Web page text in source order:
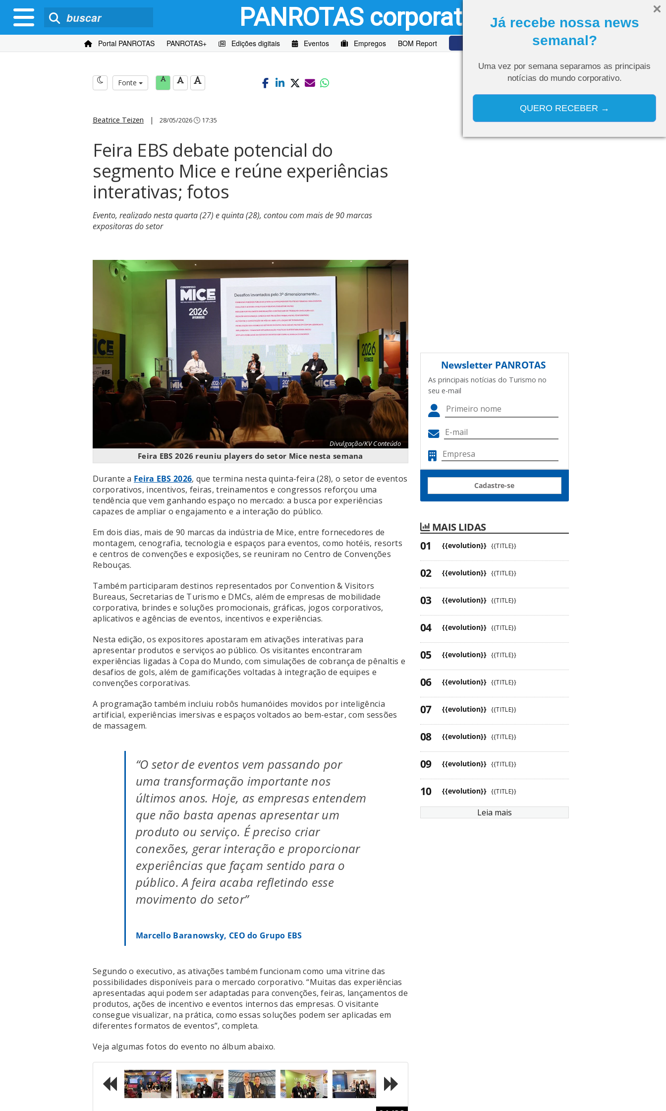
Já recebe nossa news
semanal?
Uma vez por semana separamos as principais
notícias do mundo corporativo.
QUERO RECEBER →
PANROTAS corporativo
Portal PANROTAS PANROTAS+ Edições digitais Eventos Empregos BOM Report Curso de IA
Fonte
Beatrice Teizen | 28/05/2026 17:35
Feira EBS debate potencial do
segmento Mice e reúne experiências
interativas; fotos
Evento, realizado nesta quarta (27) e quinta (28), contou com mais de 90 marcas
expositoras do setor
Divulgação/KV Conteúdo
Feira EBS 2026 reuniu players do setor Mice nesta semana
Durante a Feira EBS 2026, que termina nesta quinta-feira (28), o setor de eventos
corporativos, incentivos, feiras, treinamentos e congressos reforçou uma
tendência que vem ganhando espaço no mercado: a busca por experiências
capazes de ampliar o engajamento e a interação do público.
Em dois dias, mais de 90 marcas da indústria de Mice, entre fornecedores de
montagem, cenografia, tecnologia e espaços para eventos, como hotéis, resorts
e centros de convenções e exposições, se reuniram no Centro de Convenções
Rebouças.
Também participaram destinos representados por Convention & Visitors
Bureaus, Secretarias de Turismo e DMCs, além de empresas de mobilidade
corporativa, brindes e soluções promocionais, gráficas, jogos corporativos,
aplicativos e agências de eventos, incentivos e experiências.
Nesta edição, os expositores apostaram em ativações interativas para
apresentar produtos e serviços ao público. Os visitantes encontraram
experiências ligadas à Copa do Mundo, com simulações de cobrança de pênaltis e
desafios de gols, além de gamificações voltadas à integração de equipes e
convenções corporativas.
A programação também incluiu robôs humanóides movidos por inteligência
artificial, experiências imersivas e espaços voltados ao bem-estar, com sessões
de massagem.
“O setor de eventos vem passando por
uma transformação importante nos
últimos anos. Hoje, as empresas entendem
que não basta apenas apresentar um
produto ou serviço. É preciso criar
conexões, gerar interação e proporcionar
experiências que façam sentido para o
público. A feira acaba refletindo esse
movimento do setor”
Marcello Baranowsky, CEO do Grupo EBS
Segundo o executivo, as ativações também funcionam como uma vitrine das
possibilidades disponíveis para o mercado corporativo. “Muitas das experiências
apresentadas aqui podem ser adaptadas para convenções, feiras, lançamentos de
produtos, ações de incentivo e eventos internos das empresas. O visitante
consegue visualizar, na prática, como essas soluções podem ser aplicadas em
diferentes formatos de eventos”, completa.
Veja algumas fotos do evento no álbum abaixo.
Newsletter PANROTAS
As principais notícias do Turismo no
seu e-mail
Cadastre-se
MAIS LIDAS
{{evolution}} {{TITLE}}
{{evolution}} {{TITLE}}
{{evolution}} {{TITLE}}
{{evolution}} {{TITLE}}
{{evolution}} {{TITLE}}
{{evolution}} {{TITLE}}
{{evolution}} {{TITLE}}
{{evolution}} {{TITLE}}
{{evolution}} {{TITLE}}
{{evolution}} {{TITLE}}
Leia mais